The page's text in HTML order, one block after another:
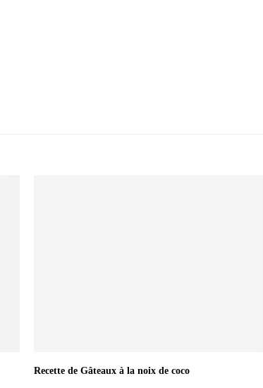
Recette de Gâteaux à la noix de coco